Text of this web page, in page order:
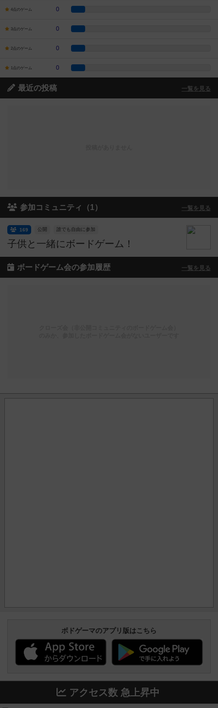
4点のゲーム 0
3点のゲーム 0
2点のゲーム 0
1点のゲーム 0
最近の投稿 一覧を見る
参加コミュニティ（1） 一覧を見る
子供と一緒にボードゲーム！
公開 誰でも自由に参加
169
ボードゲーム会の参加履歴 一覧を見る
ボドゲーマのアプリ版はこちら
アクセス数 急上昇中